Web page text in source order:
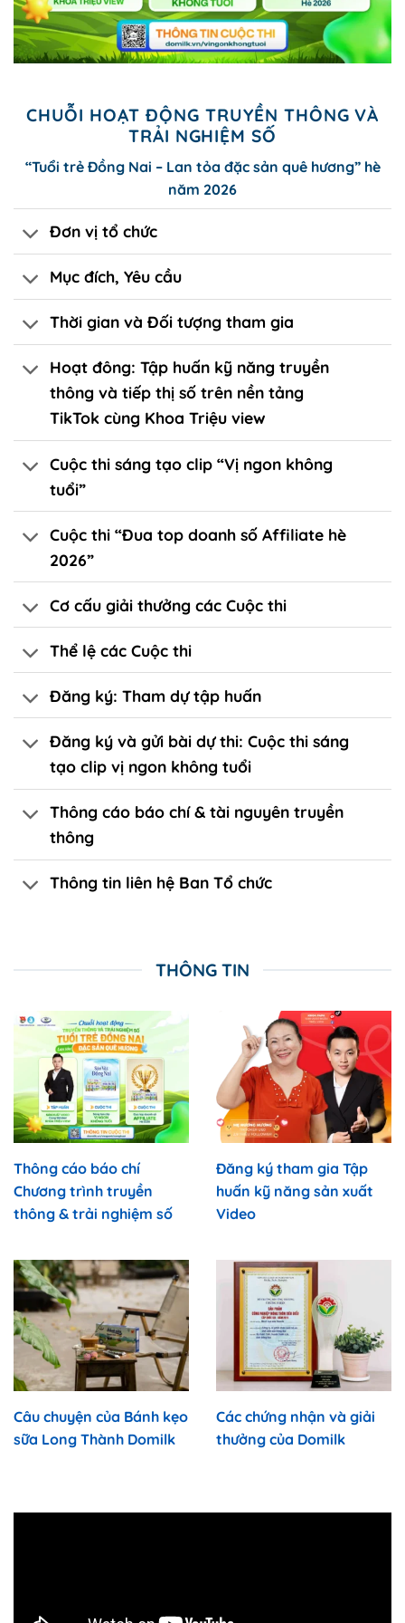
CHUỖI HOẠT ĐỘNG TRUYỀN THÔNG VÀ
TRẢI NGHIỆM SỐ
“Tuổi trẻ Đồng Nai – Lan tỏa đặc sản quê hương” hè
năm 2026
Đơn vị tổ chức
Mục đích, Yêu cầu
Thời gian và Đối tượng tham gia
Hoạt đông: Tập huấn kỹ năng truyền
thông và tiếp thị số trên nền tảng
TikTok cùng Khoa Triệu view
Cuộc thi sáng tạo clip “Vị ngon không
tuổi”
Cuộc thi “Đua top doanh số Affiliate hè
2026”
Cơ cấu giải thưởng các Cuộc thi
Thể lệ các Cuộc thi
Đăng ký: Tham dự tập huấn
Đăng ký và gửi bài dự thi: Cuộc thi sáng
tạo clip vị ngon không tuổi
Thông cáo báo chí & tài nguyên truyền
thông
Thông tin liên hệ Ban Tổ chức
THÔNG TIN
Thông cáo báo chí
Chương trình truyền
thông & trải nghiệm số
Đăng ký tham gia Tập
huấn kỹ năng sản xuất
Video
Câu chuyện của Bánh kẹo
sữa Long Thành Domilk
Các chứng nhận và giải
thưởng của Domilk